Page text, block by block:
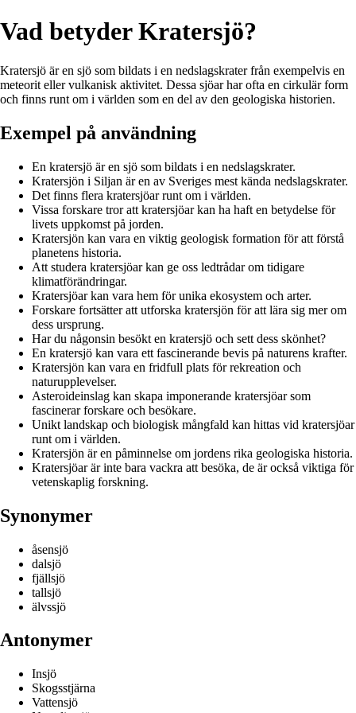
Vad betyder Kratersjö?
Kratersjö är en sjö som bildats i en nedslagskrater från exempelvis en
meteorit eller vulkanisk aktivitet. Dessa sjöar har ofta en cirkulär form
och finns runt om i världen som en del av den geologiska historien.
Exempel på användning
En kratersjö är en sjö som bildats i en nedslagskrater.
Kratersjön i Siljan är en av Sveriges mest kända nedslagskrater.
Det finns flera kratersjöar runt om i världen.
Vissa forskare tror att kratersjöar kan ha haft en betydelse för
livets uppkomst på jorden.
Kratersjön kan vara en viktig geologisk formation för att förstå
planetens historia.
Att studera kratersjöar kan ge oss ledtrådar om tidigare
klimatförändringar.
Kratersjöar kan vara hem för unika ekosystem och arter.
Forskare fortsätter att utforska kratersjön för att lära sig mer om
dess ursprung.
Har du någonsin besökt en kratersjö och sett dess skönhet?
En kratersjö kan vara ett fascinerande bevis på naturens krafter.
Kratersjön kan vara en fridfull plats för rekreation och
naturupplevelser.
Asteroideinslag kan skapa imponerande kratersjöar som
fascinerar forskare och besökare.
Unikt landskap och biologisk mångfald kan hittas vid kratersjöar
runt om i världen.
Kratersjön är en påminnelse om jordens rika geologiska historia.
Kratersjöar är inte bara vackra att besöka, de är också viktiga för
vetenskaplig forskning.
Synonymer
åsensjö
dalsjö
fjällsjö
tallsjö
älvssjö
Antonymer
Insjö
Skogsstjärna
Vattensjö